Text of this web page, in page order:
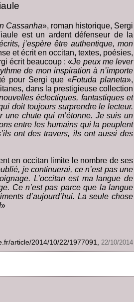
Cassanha», roman historique, Sergi
est un ardent défenseur de la
j’espère être authentique, mon
et écrit en occitan, textes, poésies,
écrit beaucoup : «Je peux me lever
de mon inspiration à n’importe
pour Sergi que «Fotuda planeta»,
dans la prestigieuse collection
éclectiques, fantastiques et
doit toujours surprendre le lecteur.
chute qui m’étonne. Je suis un
entre les humains qui la peuplent
ont des travers, ils ont aussi des
en occitan limite le nombre de ses
je continuerai, ce n’est pas une
L’occitan est ma langue de
Ce n’est pas parce que la langue
d’aujourd’hui. La seule chose
»
article/2014/10/22/1977091, 22/10/2014